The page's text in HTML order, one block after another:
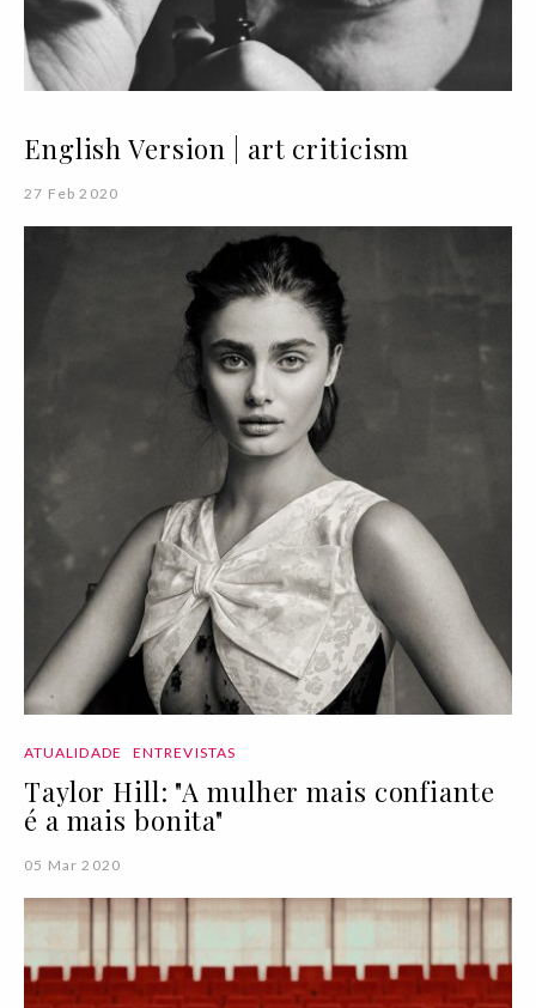
English Version | art criticism
27 Feb 2020
ATUALIDADE ENTREVISTAS
Taylor Hill: "A mulher mais confiante
é a mais bonita"
05 Mar 2020